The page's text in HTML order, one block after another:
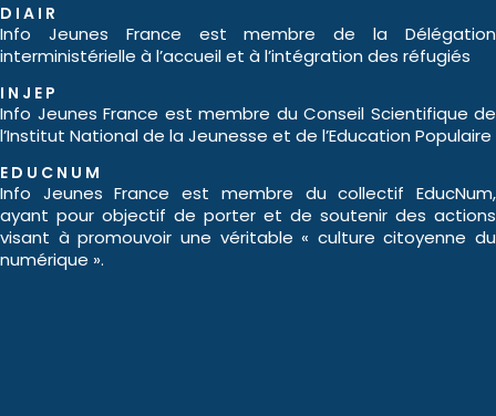
DIAIR
Info Jeunes France est membre de la Délégation
interministérielle à l’accueil et à l’intégration des réfugiés
INJEP
Info Jeunes France est membre du Conseil Scientifique de
l’Institut National de la Jeunesse et de l’Education Populaire
EDUCNUM
Info Jeunes France est membre du collectif EducNum,
ayant pour objectif de porter et de soutenir des actions
visant à promouvoir une véritable « culture citoyenne du
numérique ».